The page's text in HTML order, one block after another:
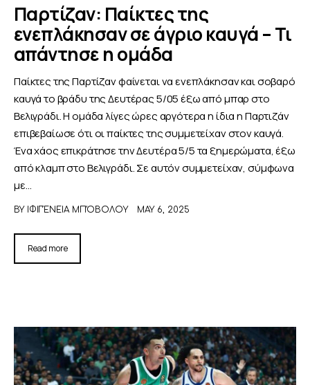
MEET THE TEAM
Παρτίζαν: Παίκτες της
ενεπλάκησαν σε άγριο καυγά – Τι
απάντησε η ομάδα
Παίκτες της Παρτίζαν φαίνεται να ενεπλάκησαν και σοβαρό
καυγά το βράδυ της Δευτέρας 5/05 έξω από μπαρ στο
Βελιγράδι. Η ομάδα λίγες ώρες αργότερα η ίδια η Παρτιζάν
επιβεβαίωσε ότι οι παίκτες της συμμετείχαν στον καυγά.
Ένα χάος επικράτησε την Δευτέρα 5/5 τα ξημερώματα, έξω
από κλαμπ στο Βελιγράδι. Σε αυτόν συμμετείχαν, σύμφωνα
με…
BY ΙΦΙΓΈΝΕΙΑ ΜΠΌΒΟΛΟΥ MAY 6, 2025
Read more